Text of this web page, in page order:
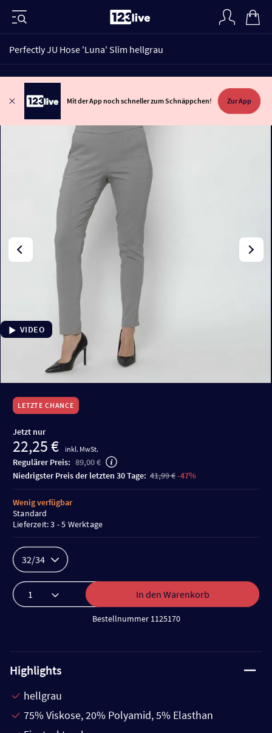
Perfectly JU Hose 'Luna' Slim hellgrau
Mit der App noch schneller zum Schnäppchen! Zur App
VIDEO
LETZTE CHANCE
Jetzt nur
22,25 € inkl. MwSt.
Regulärer Preis: 89,00 €
niedrigster Preis der letzten 30 Tage: 41,99 €-47%
32/34
In den Warenkorb
Bestellnummer 1125170
Wenig verfügbar
Standard
Lieferzeit: 3 - 5 Werktage
Highlights
hellgrau
75% Viskose, 20% Polyamid, 5% Elasthan